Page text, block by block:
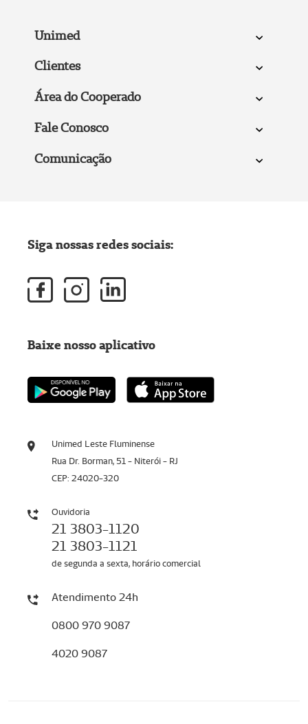
Unimed
Clientes
Área do Cooperado
Fale Conosco
Comunicação
Unimed Leste Fluminense
Rua Dr. Borman, 51 - Niterói - RJ
CEP: 24020-320
Ouvidoria
21 3803-1120
21 3803-1121
de segunda a sexta, horário comercial
Atendimento 24h
0800 970 9087
4020 9087
Siga nossas redes sociais:
Baixe nosso aplicativo